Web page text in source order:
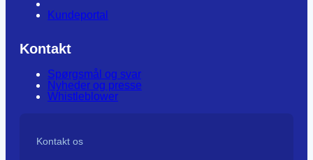
Kundeportal
Kontakt
Spørgsmål og svar
Nyheder og presse
Whistleblower
Kontakt os